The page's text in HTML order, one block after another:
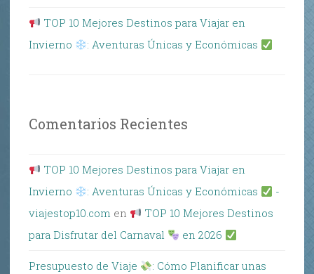
TOP 10 Mejores Destinos para Viajar en
Invierno
: Aventuras Únicas y Económicas
Comentarios Recientes
TOP 10 Mejores Destinos para Viajar en
Invierno
: Aventuras Únicas y Económicas
-
viajestop10.com en
TOP 10 Mejores Destinos
para Disfrutar del Carnaval
en 2026
Presupuesto de Viaje
: Cómo Planificar unas